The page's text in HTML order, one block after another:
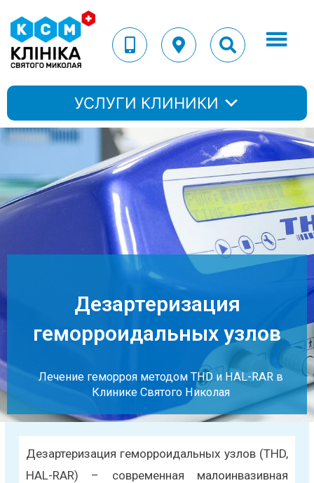
УСЛУГИ КЛИНИКИ
Дезартеризация
геморроидальных узлов
Лечение геморроя методом THD и HAL-RAR в
Клинике Святого Николая
Дезартеризация геморроидальных узлов (THD,
HAL-RAR) – современная малоинвазивная